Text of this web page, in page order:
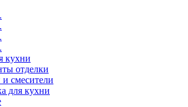
кухни
отделки
смесители
для кухни